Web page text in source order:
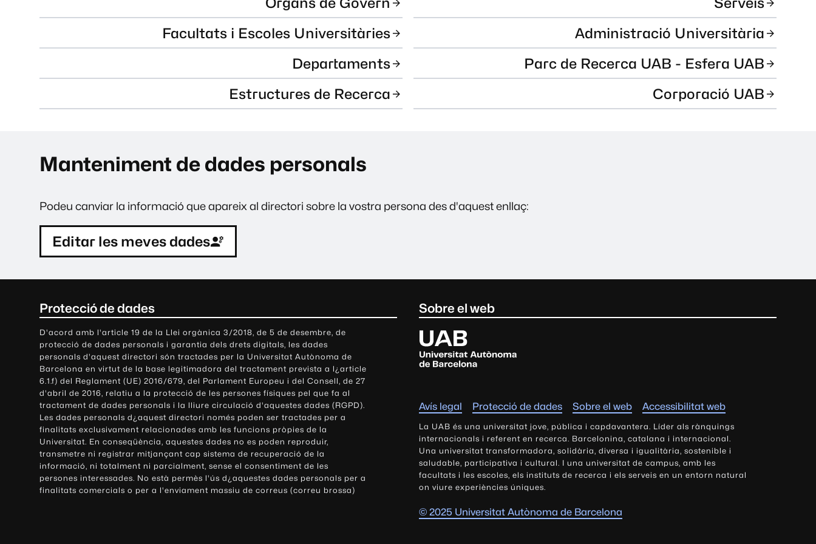
Facultats i Escoles Universitàries
Departaments
Estructures de Recerca
Administració Universitària
Parc de Recerca UAB - Esfera UAB
Corporació UAB
Manteniment de dades personals
Podeu canviar la informació que apareix al directori sobre la vostra persona des d'aquest enllaç:
Editar les meves dades
Protecció de dades
D'acord amb l'article 19 de la Llei orgànica 3/2018, de 5 de desembre, de
protecció de dades personals i garantia dels drets digitals, les dades
personals d'aquest directori són tractades per la Universitat Autònoma de
Barcelona en virtut de la base legitimadora del tractament prevista a l¿article
6.1.f) del Reglament (UE) 2016/679, del Parlament Europeu i del Consell, de 27
d'abril de 2016, relatiu a la protecció de les persones físiques pel que fa al
tractament de dades personals i la lliure circulació d'aquestes dades (RGPD).
Les dades personals d¿aquest directori només poden ser tractades per a
finalitats exclusivament relacionades amb les funcions pròpies de la
Universitat. En conseqüència, aquestes dades no es poden reproduir,
transmetre ni registrar mitjançant cap sistema de recuperació de la
informació, ni totalment ni parcialment, sense el consentiment de les
persones interessades. No està permès l'ús d¿aquestes dades personals per a
finalitats comercials o per a l'enviament massiu de correus (correu brossa)
Sobre el web
U
n
i
s
i
t
a
t
A
u
t
ò
Avís legal Protecció de dades Sobre el web Accessibilitat web
La UAB és una universitat jove, pública i capdavantera. Líder als rànquings
internacionals i referent en recerca. Barcelonina, catalana i internacional.
Una universitat transformadora, solidària, diversa i igualitària, sostenible i
saludable, participativa i cultural. I una universitat de campus, amb les
facultats i les escoles, els instituts de recerca i els serveis en un entorn natural
on viure experiències úniques.
© 2025 Universitat Autònoma de Barcelona